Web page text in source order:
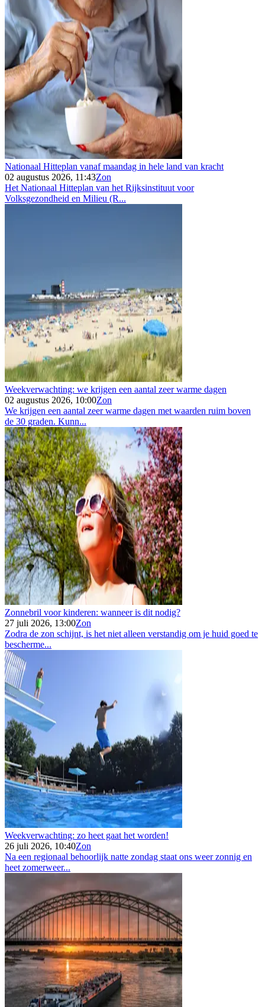
Nationaal Hitteplan vanaf maandag in hele land van kracht
02 augustus 2026, 11:43Zon
Het Nationaal Hitteplan van het Rijksinstituut voor
Volksgezondheid en Milieu (R...
Weekverwachting: we krijgen een aantal zeer warme dagen
02 augustus 2026, 10:00Zon
We krijgen een aantal zeer warme dagen met waarden ruim boven
de 30 graden. Kunn...
Zonnebril voor kinderen: wanneer is dit nodig?
27 juli 2026, 13:00Zon
Zodra de zon schijnt, is het niet alleen verstandig om je huid goed te
bescherme...
Weekverwachting: zo heet gaat het worden!
26 juli 2026, 10:40Zon
Na een regionaal behoorlijk natte zondag staat ons weer zonnig en
heet zomerweer...